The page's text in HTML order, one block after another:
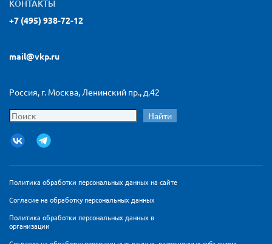
КОНТАКТЫ
+7 (495) 938-72-12
mail@vkp.ru
Россия, г. Москва, Ленинский пр., д.42
Найти
Политика обработки персональных данных на сайте
Согласие на обработку персональных данных
Политика обработки персональных данных в
организации